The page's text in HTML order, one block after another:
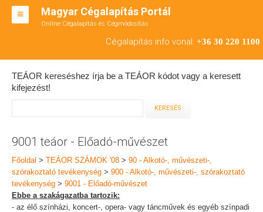
Magyar Cégalapítás Portál
Online Cégalapítás és Cégmódosítás
Cégalapítás info vonal: +36 30 220 1100
BT ALAPÍTÁS
RT ALAPÍTÁS
TEÁOR SZÁMOK '08
ENGEDÉLYKÖTELES
KAPCSOLAT
TEÁOR kereséshez írja be a TEÁOR kódot vagy a keresett
kifejezést!
9001 teáor - Előadó-művészet
Főoldal > TEÁOR SZÁMOK '08 > 90 - Alkotó-, művészeti-,
szórakoztató tevékenység > 900 - Alkotó-, művészeti-, szórakoztató
tevékenység > 9001 - Előadó-művészet
Ebbe a szakágazatba tartozik:
- az élő színházi, koncert-, opera- vagy táncművek és egyéb színpadi